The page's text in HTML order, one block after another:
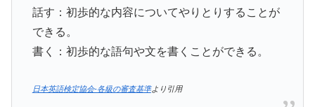
話す：初歩的な内容についてやりとりすることが
できる。
書く：初歩的な語句や文を書くことができる。
日本英語検定協会-各級の審査基準より引用